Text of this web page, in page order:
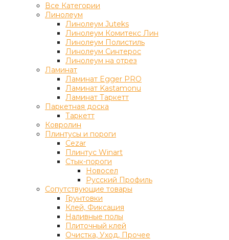
Все Категории
Линолеум
Линолеум Juteks
Линолеум Комитекс Лин
Линолеум Полистиль
Линолеум Синтерос
Линолеум на отрез
Ламинат
Ламинат Egger PRO
Ламинат Kastamonu
Ламинат Таркетт
Паркетная доска
Таркетт
Ковролин
Плинтусы и пороги
Cezar
Плинтус Winart
Стык-пороги
Новосел
Русский Профиль
Сопутствующие товары
Грунтовки
Клей, Фиксация
Наливные полы
Плиточный клей
Очистка, Уход, Прочее